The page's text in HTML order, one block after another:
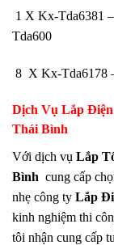
1 X Kx-Tda6381
Tda600
8 X Kx-Tda6178
Dịch Vụ Lắp
Thái Bình
Với dịch vụ Lắp
Bình cung cấp
nhẹ công ty Lắp
kinh nghiệm thi
tôi nhận cung cấp